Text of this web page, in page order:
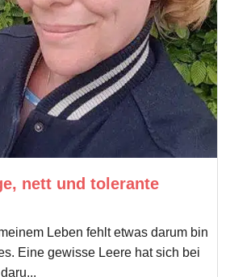
nett und tolerante
Leben fehlt etwas darum bin
Eine gewisse Leere hat sich bei